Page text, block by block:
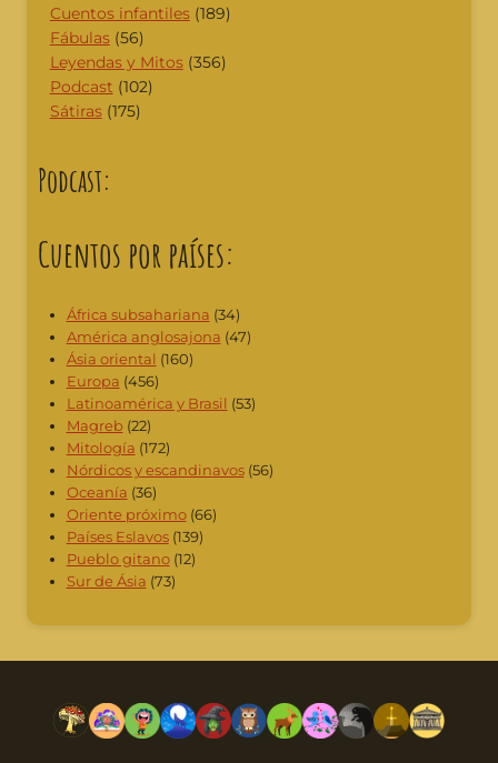
Cuentos infantiles(189)
Fábulas(56)
Leyendas y Mitos(356)
Podcast (102)
Sátiras(175)
Podcast:
Cuentos por países:
África subsahariana (34)
América anglosajona (47)
Ásia oriental (160)
Europa (456)
Latinoamérica y Brasil (53)
Magreb (22)
Mitología (172)
Nórdicos y escandinavos(56)
Oceanía (36)
Oriente próximo(66)
Países Eslavos(139)
Pueblo gitano(12)
Sur de Ásia (73)